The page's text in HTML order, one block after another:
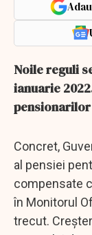
Noile reguli
ianuarie
Concret,
al pensiei
compensate
în Monitorul
trecut.